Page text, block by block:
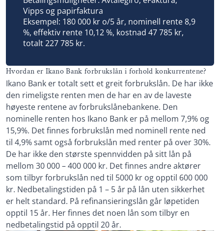
Vipps og papirfaktura
Eksempel: 180 000 kr o/5 år, nominell rente 8,9
%, effektiv rente 10,12 %, kostnad 47 785 kr,
totalt 227 785 kr.
Hvordan er Ikano Bank forbrukslån i forhold konkurrentene?
Ikano Bank er totalt sett et greit forbrukslån. De har ikke
den rimeligste renten men de har en av de laveste
høyeste rentene av forbrukslånebankene. Den
nominelle renten hos Ikano Bank er på mellom 7,9% og
15,9%. Det finnes forbrukslån med nominell rente ned
til 4,9% samt også forbrukslån med renter på over 30%.
De har ikke den største spennvidden på sitt lån på
mellom 30 000 – 400 000 kr. Det finnes andre aktører
som tilbyr forbrukslån ned til 5000 kr og opptil 600 000
kr. Nedbetalingstiden på 1 – 5 år på lån uten sikkerhet
er helt standard. På refinansieringslån går løpetiden
opptil 15 år. Her finnes det noen lån som tilbyr en
nedbetalingstid på opptil 20 år.